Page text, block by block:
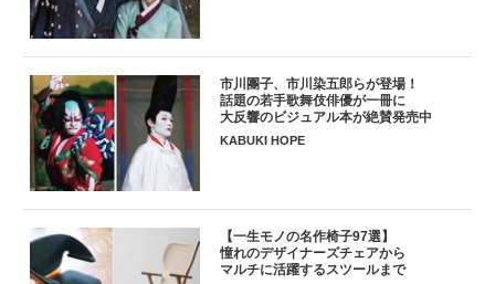
市川團子、市川染五郎らが登場！
話題の若手歌舞伎俳優が一冊に
大反響のビジュアル本が絶賛発売中
KABUKI HOPE
【一生モノの名作椅子97選】
憧れのデザイナーズチェアから
マルチに活躍するスツールまで